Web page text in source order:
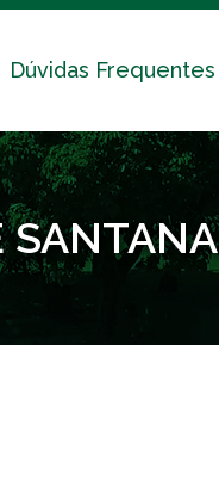
Dúvidas Frequentes
SANTANA